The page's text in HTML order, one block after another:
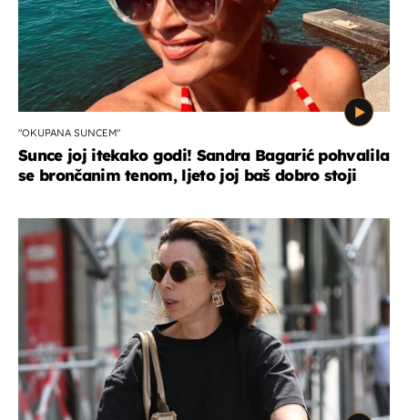
"OKUPANA SUNCEM"
Sunce joj itekako godi! Sandra Bagarić pohvalila
se brončanim tenom, ljeto joj baš dobro stoji